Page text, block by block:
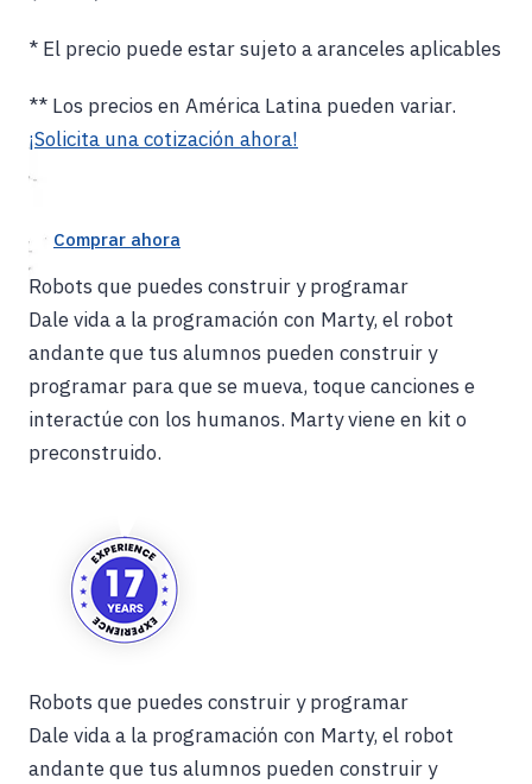
* El precio puede estar sujeto a aranceles aplicables
** Los precios en América Latina pueden variar.
¡Solicita una cotización ahora!
Comprar ahora
Robots que puedes construir y programar
Dale vida a la programación con Marty, el robot
andante que tus alumnos pueden construir y
programar para que se mueva, toque canciones e
interactúe con los humanos. Marty viene en kit o
preconstruido.
Robots que puedes construir y programar
Dale vida a la programación con Marty, el robot
andante que tus alumnos pueden construir y